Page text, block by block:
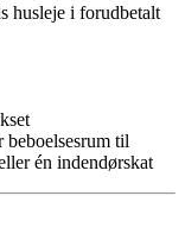
husleje i forudbetalt
beboelsesrum til
én indendørskat